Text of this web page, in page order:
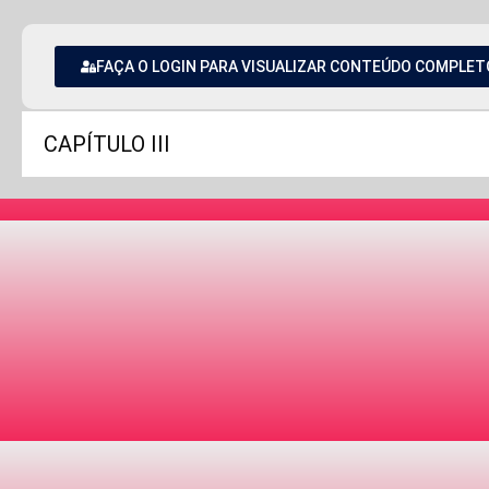
FAÇA O LOGIN PARA VISUALIZAR CONTEÚDO
CAPÍTULO III